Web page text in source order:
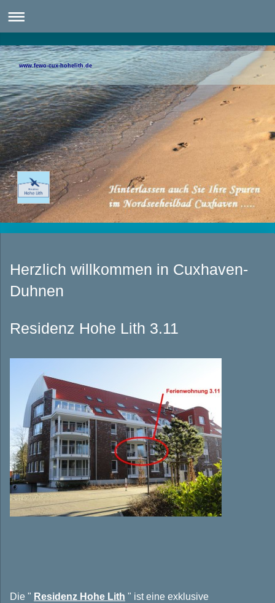
www.fewo-cux-hohelith.de
Herzlich willkommen in Cuxhaven-
Duhnen
Residenz Hohe Lith 3.11
Die " Residenz Hohe Lith " ist eine exklusive